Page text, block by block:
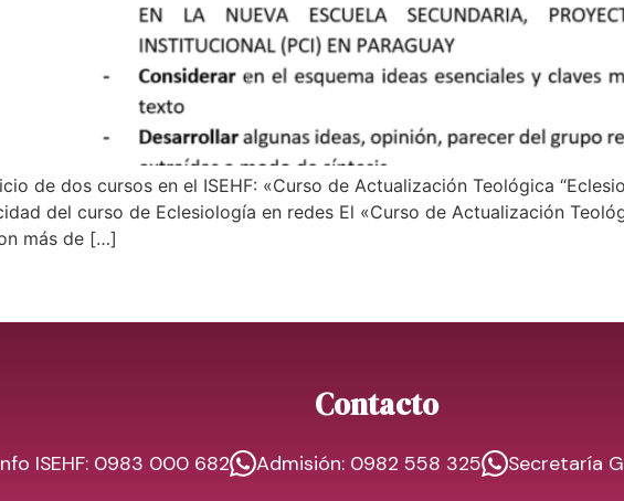
de dos cursos en el ISEHF: «Curso de Actualización Teológica
del curso de Eclesiología en redes El «Curso de Actualización
más de […]
Contacto
ISEHF: 0983 000 682 Admisión: 0982 558 325 Secretaría